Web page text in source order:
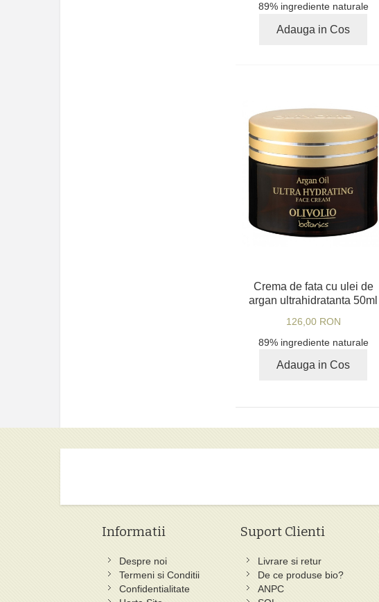
89% ingrediente naturale
Adauga in Cos
Crema de fata cu ulei de
argan ultrahidratanta 50ml
126,00 RON
89% ingrediente naturale
Adauga in Cos
Informatii
Despre noi
Termeni si Conditii
Confidentialitate
Suport Clienti
Livrare si retur
De ce produse bio?
ANPC